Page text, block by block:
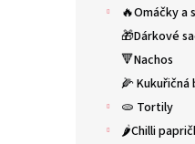
🔥Omáčky a
🎁Dárkové
🔻Nachos
🌽
🫓 Tortily
🌶️Chilli